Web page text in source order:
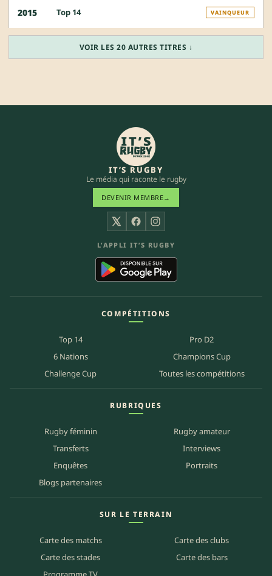
2015 Top 14 VAINQUEUR
VOIR LES 20 AUTRES TITRES ↓
IT’S RUGBY
Le média qui raconte le rugby
DEVENIR MEMBRE→
X FacebookInstagram
L’APPLI IT’S RUGBY
COMPÉTITIONS
Top 14
Pro D2
6 Nations
Champions Cup
Challenge Cup
Toutes les compétitions
RUBRIQUES
Rugby féminin
Rugby amateur
Transferts
Interviews
Enquêtes
Portraits
Blogs partenaires
SUR LE TERRAIN
Carte des matchs
Carte des clubs
Carte des stades
Carte des bars